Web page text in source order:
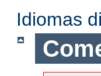
Idiomas